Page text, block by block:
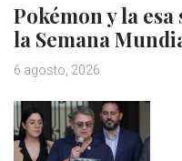
Pokémon y la
la Semana
6 agosto, 2026